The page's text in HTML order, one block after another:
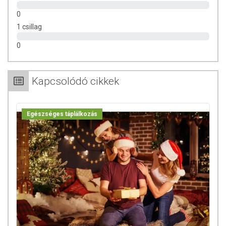
0
1 csillag
0
Kapcsolódó cikkek
Egészséges táplálkozás